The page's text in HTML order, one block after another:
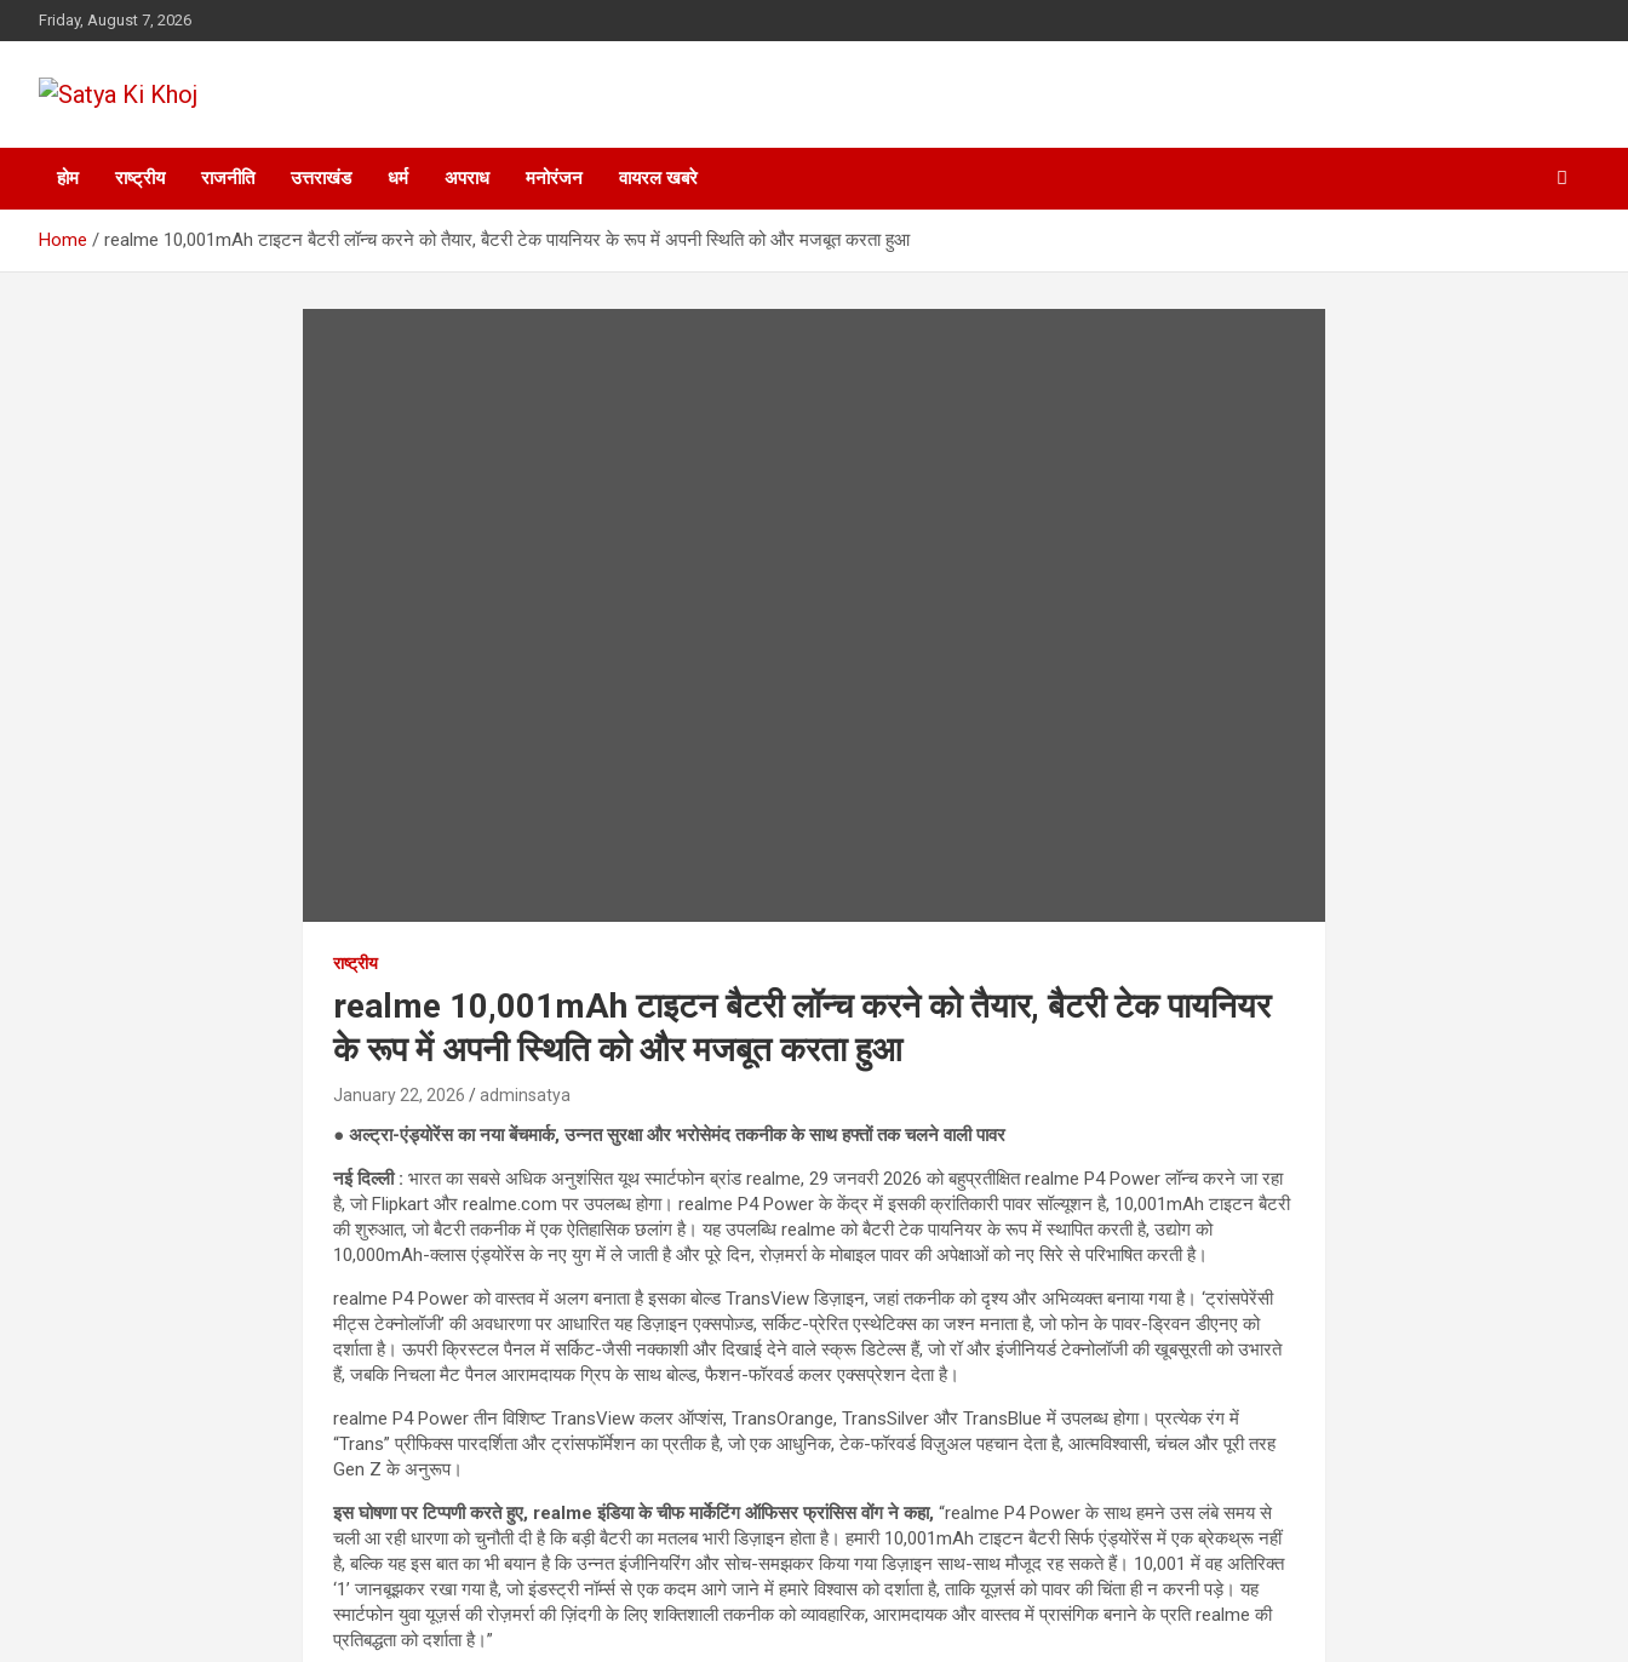
to
Friday, August 7, 2026
Satya Ki Khoj
होम राष्ट्रीय राजनीति उत्तराखंड धर्म अपराध मनोरंजन वायरल खबरे
Home realme 10,001mAh टाइटन बैटरी लॉन्च करने को तैयार, बैटरी टेक पायनियर के रूप में अपनी स्थिति को और मजबूत करता हुआ
राष्ट्रीय
realme 10,001mAh टाइटन बैटरी लॉन्च करने को तैयार, बैटरी टेक पायनियर
के रूप में अपनी स्थिति को और मजबूत करता हुआ
January 22, 2026 adminsatya
● अल्ट्रा-एंड्योरेंस का नया बेंचमार्क, उन्नत सुरक्षा और भरोसेमंद तकनीक के साथ हफ्तों तक चलने वाली पावर
नई दिल्ली : भारत का सबसे अधिक अनुशंसित यूथ स्मार्टफोन ब्रांड realme, 29 जनवरी 2026 को बहुप्रतीक्षित realme P4 Power लॉन्च करने जा रहा
है, जो Flipkart और realme.com पर उपलब्ध होगा। realme P4 Power के केंद्र में इसकी क्रांतिकारी पावर सॉल्यूशन है, 10,001mAh टाइटन बैटरी
की शुरुआत, जो बैटरी तकनीक में एक ऐतिहासिक छलांग है। यह उपलब्धि realme को बैटरी टेक पायनियर के रूप में स्थापित करती है, उद्योग को
10,000mAh-क्लास एंड्योरेंस के नए युग में ले जाती है और पूरे दिन, रोज़मर्रा के मोबाइल पावर की अपेक्षाओं को नए सिरे से परिभाषित करती है।
realme P4 Power को वास्तव में अलग बनाता है इसका बोल्ड TransView डिज़ाइन, जहां तकनीक को दृश्य और अभिव्यक्त बनाया गया है। ‘ट्रांसपेरेंसी
मीट्स टेक्नोलॉजी’ की अवधारणा पर आधारित यह डिज़ाइन एक्सपोज़्ड, सर्किट-प्रेरित एस्थेटिक्स का जश्न मनाता है, जो फोन के पावर-ड्रिवन डीएनए को
दर्शाता है। ऊपरी क्रिस्टल पैनल में सर्किट-जैसी नक्काशी और दिखाई देने वाले स्क्रू डिटेल्स हैं, जो रॉ और इंजीनियर्ड टेक्नोलॉजी की खूबसूरती को उभारते
हैं, जबकि निचला मैट पैनल आरामदायक ग्रिप के साथ बोल्ड, फैशन-फॉरवर्ड कलर एक्सप्रेशन देता है।
realme P4 Power तीन विशिष्ट TransView कलर ऑप्शंस, TransOrange, TransSilver और TransBlue में उपलब्ध होगा। प्रत्येक रंग में
“Trans” प्रीफिक्स पारदर्शिता और ट्रांसफॉर्मेशन का प्रतीक है, जो एक आधुनिक, टेक-फॉरवर्ड विज़ुअल पहचान देता है, आत्मविश्वासी, चंचल और पूरी तरह
Gen Z के अनुरूप।
इस घोषणा पर टिप्पणी करते हुए, realme इंडिया के चीफ मार्केटिंग ऑफिसर फ्रांसिस वोंग ने कहा, “realme P4 Power के साथ हमने उस लंबे समय से
चली आ रही धारणा को चुनौती दी है कि बड़ी बैटरी का मतलब भारी डिज़ाइन होता है। हमारी 10,001mAh टाइटन बैटरी सिर्फ एंड्योरेंस में एक ब्रेकथ्रू नहीं
है, बल्कि यह इस बात का भी बयान है कि उन्नत इंजीनियरिंग और सोच-समझकर किया गया डिज़ाइन साथ-साथ मौजूद रह सकते हैं। 10,001 में वह अतिरिक्त
‘1’ जानबूझकर रखा गया है, जो इंडस्ट्री नॉर्म्स से एक कदम आगे जाने में हमारे विश्वास को दर्शाता है, ताकि यूज़र्स को पावर की चिंता ही न करनी पड़े। यह
स्मार्टफोन युवा यूज़र्स की रोज़मर्रा की ज़िंदगी के लिए शक्तिशाली तकनीक को व्यावहारिक, आरामदायक और वास्तव में प्रासंगिक बनाने के प्रति realme की
प्रतिबद्धता को दर्शाता है।”